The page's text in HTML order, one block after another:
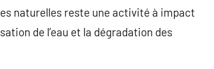
naturelles reste une activité à impact
de l’eau et la dégradation des